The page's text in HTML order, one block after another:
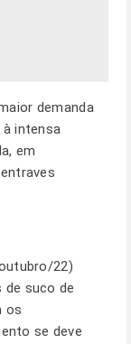
demanda
intensa
em
22)
suco de
os
se deve